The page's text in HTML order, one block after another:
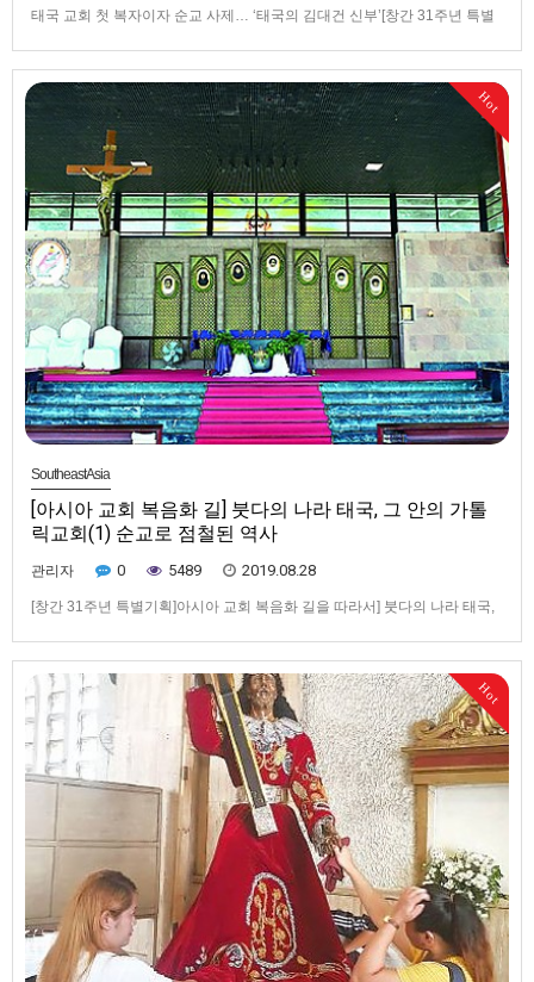
태국 교회 첫 복자이자 순교 사제… ‘태국의 김대건 신부’[창간 31주년 특별
룽 신부 기념 성당의 전경. 육각지붕에 가운데 치솟은 첨탑에는 킷밤룽 신부
의 동상이 세워져 있다.▲ 태국 북부 치앙마이의 한 성…
Hot
SoutheastAsia
[아시아 교회 복음화 길] 붓다의 나라 태국, 그 안의 가톨
릭교회(1) 순교로 점철된 역사
관리자 0 5489 2019.08.28
[창간 31주년 특별기획]아시아 교회 복음화 길을 따라서] 붓다의 나라 태국,
닫을 수 있게 설계돼 있다.교황청 새복음화촉진평의회는 2018년 국제 성지
담당자회의에서 순례지를 ‘새 복음화를 향한 문…
Hot